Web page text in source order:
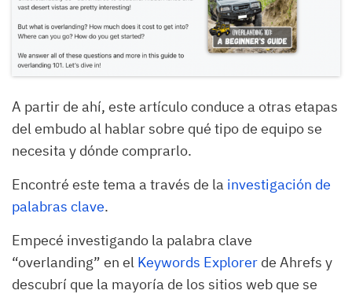
A partir de ahí, este artículo conduce a otras etapas
del embudo al hablar sobre qué tipo de equipo se
necesita y dónde comprarlo.
Encontré este tema a través de la investigación de
palabras clave.
Empecé investigando la palabra clave
“overlanding” en el Keywords Explorer de Ahrefs y
descubrí que la mayoría de los sitios web que se